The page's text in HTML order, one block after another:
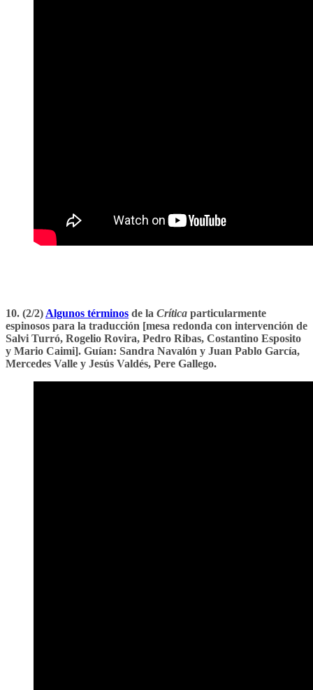
10. (2/2) Algunos términos de la Crítica particularmente
espinosos para la traducción [mesa redonda con intervención de
Salvi Turró, Rogelio Rovira, Pedro Ribas, Costantino Esposito
y Mario Caimi]. Guían: Sandra Navalón y Juan Pablo García,
Mercedes Valle y Jesús Valdés, Pere Gallego.